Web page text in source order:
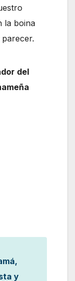
la boina
del
y